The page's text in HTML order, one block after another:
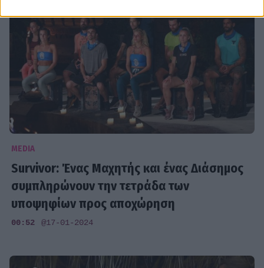
MEDIA
Survivor: Ένας Μαχητής και ένας Διάσημος
συμπληρώνουν την τετράδα των
υποψηφίων προς αποχώρηση
00:52 @17-01-2024